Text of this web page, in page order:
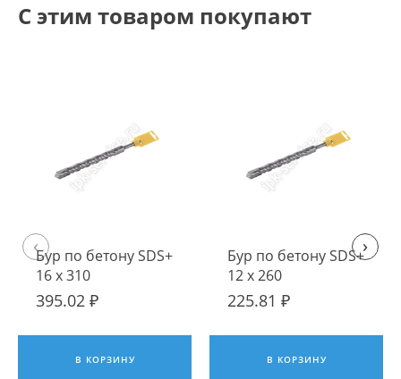
С этим товаром покупают
Бур по бетону SDS+
16 х 310
395.02 ₽
В КОРЗИНУ
Бур по бетону SDS+
12 х 260
225.81 ₽
В КОРЗИНУ
‹ ›